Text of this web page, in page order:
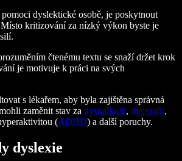
dyslektické osobě, je poskytnout
kritizování za nízký výkon byste je
čtenému textu se snaží držet krok
je motivuje k práci na svých
s lékařem, aby byla zajištěna správná
zaměnit stav za dyskalkulii, dysgrafii,
(ADHD) a další poruchy.
dyslexie